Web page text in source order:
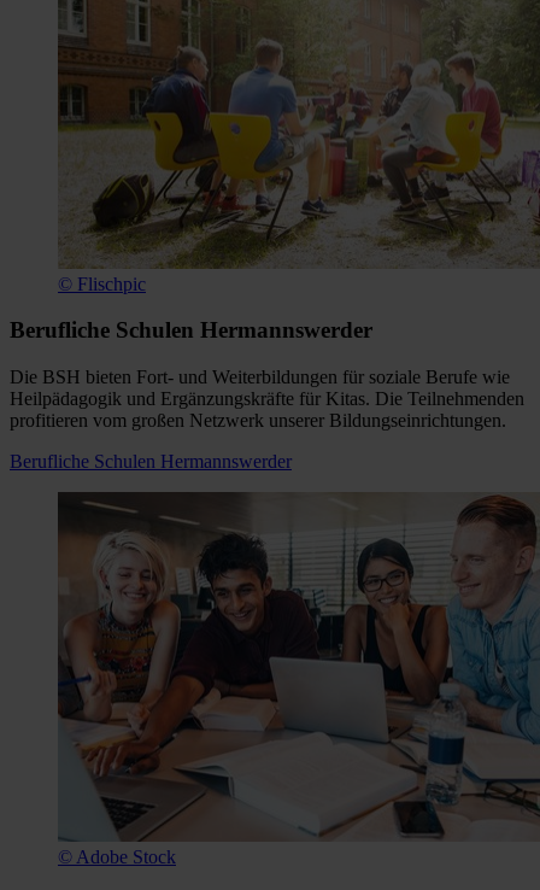
© Flischpic
Berufliche Schulen Hermannswerder
Die BSH bieten Fort- und Weiterbildungen für soziale Berufe wie
Heilpädagogik und Ergänzungskräfte für Kitas. Die Teilnehmenden
profitieren vom großen Netzwerk unserer Bildungseinrichtungen.
Berufliche Schulen Hermannswerder
© Adobe Stock